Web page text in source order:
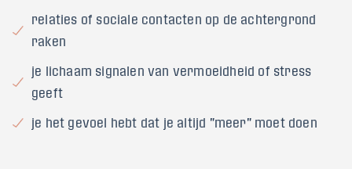
relaties of sociale contacten op de achtergrond
raken
je lichaam signalen van vermoeidheid of stress
geeft
je het gevoel hebt dat je altijd "meer" moet doen